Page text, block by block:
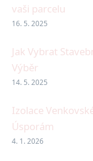
vaši parcelu
16. 5. 2025
Jak Vybrat
Výběr
14. 5. 2025
Izolace
Úsporám
4. 1. 2026